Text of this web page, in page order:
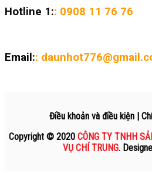
Hotline 1:: 0908 11 76 76
Email::
Điều khoản và điều kiện |
Copyright © 2020 CÔNG TY TNHH
VỤ CHÍ TRUNG.